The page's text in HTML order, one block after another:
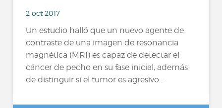
2 oct 2017
Un estudio halló que un nuevo agente de
contraste de una imagen de resonancia
magnética (MRI) es capaz de detectar el
cáncer de pecho en su fase inicial, además
de distinguir si el tumor es agresivo...